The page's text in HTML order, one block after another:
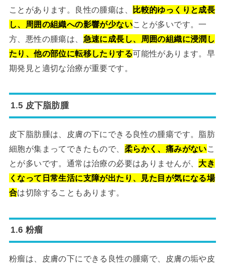
ことがあります。良性の腫瘍は、
比較的ゆっくりと成長
し、周囲の組織への影響が少ないことが多いです。一
方、悪性の腫瘍は、 急速に成長し、周囲の組織に浸潤し
たり、他の部位に転移したりする可能性があります。早
期発見と適切な治療が重要です。
1.5 皮下脂肪腫
皮下脂肪腫は、皮膚の下にできる良性の腫瘍です。脂肪
細胞が集まってできたもので、 柔らかく、痛みがないこ
とが多いです。通常は治療の必要はありませんが、 大き
くなって日常生活に支障が出たり、見た目が気になる場
合は切除することもあります。
1.6 粉瘤
粉瘤は、皮膚の下にできる良性の腫瘍で、皮膚の垢や皮